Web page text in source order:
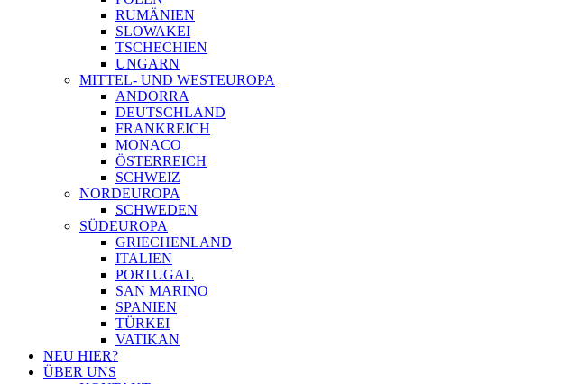
RUMÄNIEN
SLOWAKEI
TSCHECHIEN
UNGARN
MITTEL- UND WESTEUROPA
ANDORRA
DEUTSCHLAND
FRANKREICH
MONACO
ÖSTERREICH
SCHWEIZ
NORDEUROPA
SCHWEDEN
SÜDEUROPA
GRIECHENLAND
ITALIEN
PORTUGAL
SAN MARINO
SPANIEN
TÜRKEI
VATIKAN
NEU HIER?
ÜBER UNS